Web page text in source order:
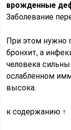
врожденные
Заболевание
При этом нужно
бронхит, а
человека
ослабленном
высока.
к содержанию ↑